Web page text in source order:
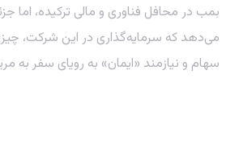
بمب در محافل فناوری و مالی ترکیده، اما
می‌دهد که سرمایه‌گذاری در این شرکت،
سهام و نیازمند «ایمان» به رویای سفر به